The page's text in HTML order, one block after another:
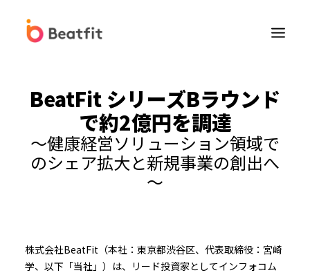
Beatfit for Biz
健康経営コンサルティングサービス
BeatFit シリーズBラウンド
で約2億円を調達
～健康経営ソリューション領域で
のシェア拡大と新規事業の創出へ
～
株式会社BeatFit（本社：東京都渋谷区、代表取締役：宮崎
学、以下「当社」）は、リード投資家としてインフォコム